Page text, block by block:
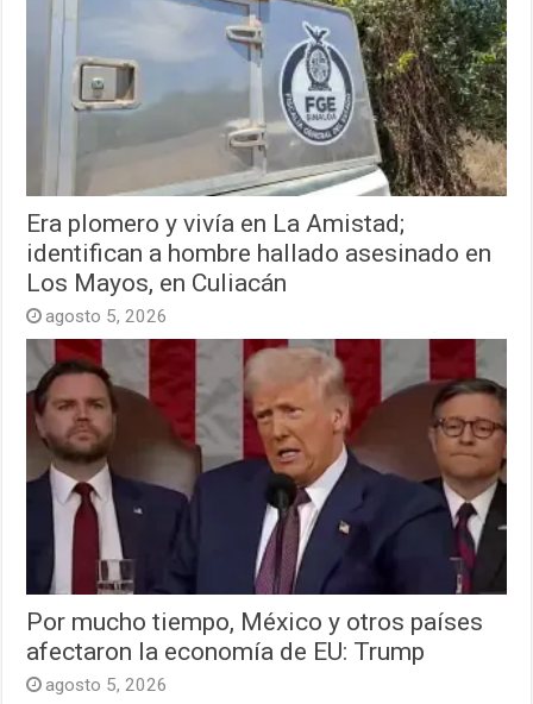
Era plomero y vivía en La Amistad;
identifican a hombre hallado asesinado en
Los Mayos, en Culiacán
agosto 5, 2026
Por mucho tiempo, México y otros países
afectaron la economía de EU: Trump
agosto 5, 2026